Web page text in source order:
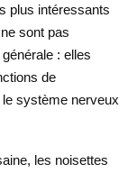
plus intéressants
sont pas
: elles
de
système nerveux
les noisettes